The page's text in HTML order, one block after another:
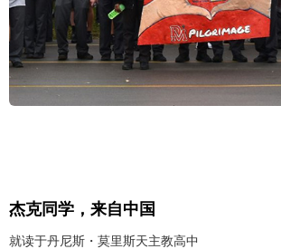
杰克同学，来自中国
就读于丹尼斯・莫里斯天主教高中